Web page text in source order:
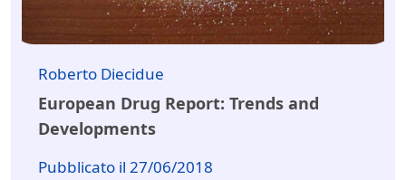
Roberto Diecidue
European Drug Report: Trends and
Developments
Pubblicato il 27/06/2018